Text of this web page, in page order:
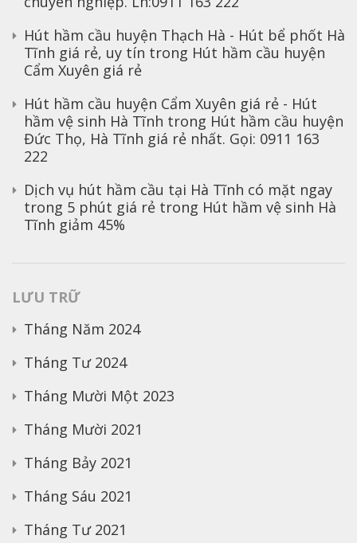
Hút hầm cầu huyện Thạch Hà - Hút bể phốt Hà
Tĩnh giá rẻ, uy tín trong Hút hầm cầu huyện
Cẩm Xuyên giá rẻ
Hút hầm cầu huyện Cẩm Xuyên giá rẻ - Hút
hầm vệ sinh Hà Tĩnh trong Hút hầm cầu huyện
Đức Thọ, Hà Tĩnh giá rẻ nhất. Gọi: 0911 163
222
Dịch vụ hút hầm cầu tại Hà Tĩnh có mặt ngay
trong 5 phút giá rẻ trong Hút hầm vệ sinh Hà
Tĩnh giảm 45%
LƯU TRỮ
Tháng Năm 2024
Tháng Tư 2024
Tháng Mười Một 2023
Tháng Mười 2021
Tháng Bảy 2021
Tháng Sáu 2021
Tháng Tư 2021